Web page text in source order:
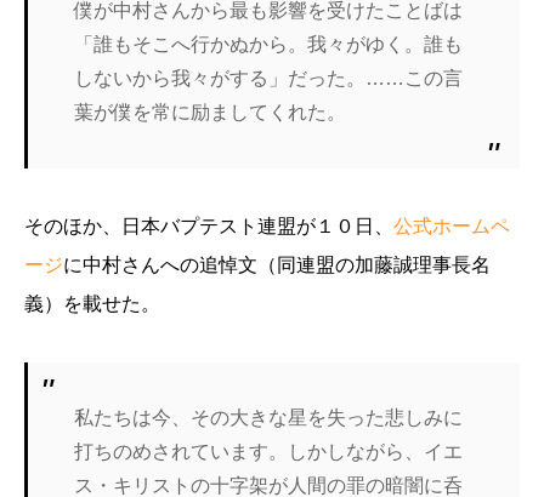
僕が中村さんから最も影響を受けたことばは
「誰もそこへ行かぬから。我々がゆく。誰も
しないから我々がする」だった。……この言
葉が僕を常に励ましてくれた。
そのほか、日本バプテスト連盟が１０日、 公式ホームペ
ージに中村さんへの追悼文（同連盟の加藤誠理事長名
義）を載せた。
私たちは今、その大きな星を失った悲しみに
打ちのめされています。しかしながら、イエ
ス・キリストの十字架が人間の罪の暗闇に呑